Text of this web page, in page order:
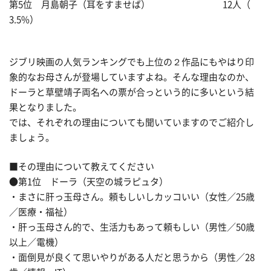
第5位 月島朝子（耳をすませば） 12人（
3.5%）
ジブリ映画の人気ランキングでも上位の２作品にもやはり印
象的なお母さんが登場していますよね。そんな理由なのか、
ドーラと草壁靖子両名への票が合っという的に多いという結
果となりました。
では、それぞれの理由についても聞いていますのでご紹介し
ましょう。
■その理由について教えてください
●第1位 ドーラ（天空の城ラピュタ）
・まさに肝っ玉母さん。頼もしいしカッコいい（女性／25歳
／医療・福祉）
・肝っ玉母さん的で、生活力もあって頼もしい（男性／50歳
以上／電機）
・面倒見が良くて思いやりがある人だと思うから（男性／28